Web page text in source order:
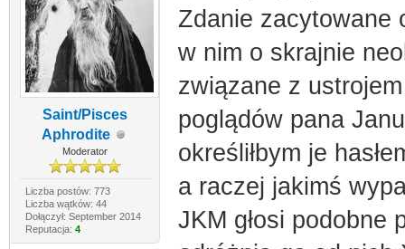
Saint/Pisces
Aphrodite
Moderator
Liczba postów: 773
Liczba wątków: 44
Dołączył: September 2014
Reputacja: 4
Zdanie zacytowane
w nim o skrajnie
związane z
poglądów pana
określiłbym je
a raczej jakimś
JKM głosi podobne